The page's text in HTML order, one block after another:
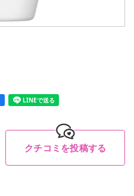
LINEで送る
クチコミを投稿する